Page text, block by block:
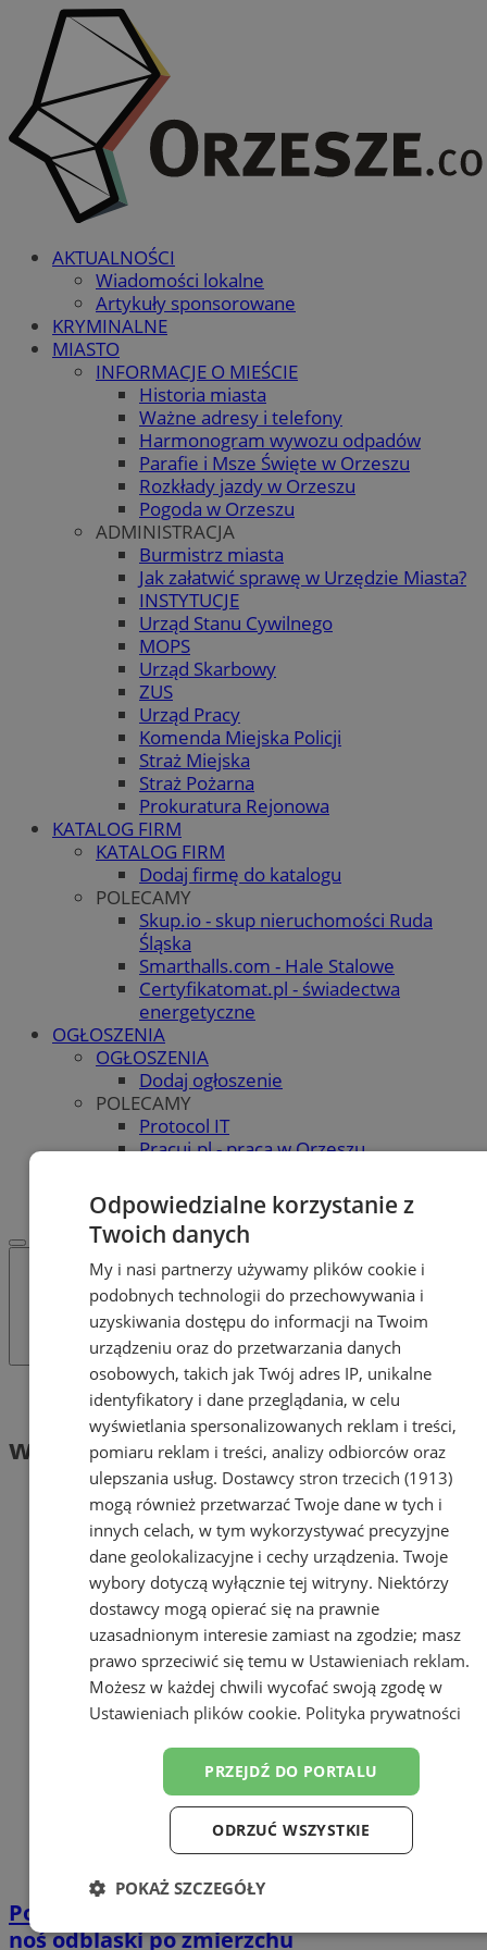
AKTUALNOŚCI
Wiadomości lokalne
Artykuły sponsorowane
KRYMINALNE
MIASTO
INFORMACJE O MIEŚCIE
Historia miasta
Ważne adresy i telefony
Harmonogram wywozu odpadów
Parafie i Msze Święte w Orzeszu
Rozkłady jazdy w Orzeszu
Pogoda w Orzeszu
ADMINISTRACJA
Burmistrz miasta
Jak załatwić sprawę w Urzędzie Miasta?
INSTYTUCJE
Urząd Stanu Cywilnego
MOPS
Urząd Skarbowy
ZUS
Urząd Pracy
Komenda Miejska Policji
Straż Miejska
Straż Pożarna
Prokuratura Rejonowa
KATALOG FIRM
KATALOG FIRM
Dodaj firmę do katalogu
POLECAMY
Skup.io - skup nieruchomości Ruda
Śląska
Smarthalls.com - Hale Stalowe
Certyfikatomat.pl - świadectwa
energetyczne
OGŁOSZENIA
OGŁOSZENIA
Dodaj ogłoszenie
POLECAMY
Protocol IT
Pracuj.pl - praca w Orzeszu
WSPÓŁPRACA
Tag: widoczność na drodze
widoczność na drodze (1)
Policja ostrzega: Zadbaj o bezpieczeństwo –
noś odblaski po zmierzchu
Odpowiedzialne korzystanie z
Twoich danych
My i nasi partnerzy używamy plików cookie i
podobnych technologii do przechowywania i
uzyskiwania dostępu do informacji na Twoim
urządzeniu oraz do przetwarzania danych
osobowych, takich jak Twój adres IP, unikalne
identyfikatory i dane przeglądania, w celu
wyświetlania spersonalizowanych reklam i treści,
pomiaru reklam i treści, analizy odbiorców oraz
ulepszania usług. Dostawcy stron trzecich (1913)
mogą również przetwarzać Twoje dane w tych i
innych celach, w tym wykorzystywać precyzyjne
dane geolokalizacyjne i cechy urządzenia. Twoje
wybory dotyczą wyłącznie tej witryny. Niektórzy
dostawcy mogą opierać się na prawnie
uzasadnionym interesie zamiast na zgodzie; masz
prawo sprzeciwić się temu w Ustawieniach reklam.
Możesz w każdej chwili wycofać swoją zgodę w
Ustawieniach plików cookie. Polityka prywatności
PRZEJDŹ DO PORTALU
ODRZUĆ WSZYSTKIE
POKAŻ SZCZEGÓŁY
Niezbędne Wydajność Targetowanie